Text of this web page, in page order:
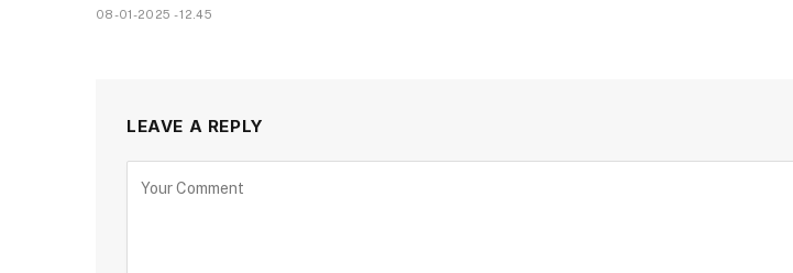
08-01-2025 - 12.45
LEAVE A REPLY